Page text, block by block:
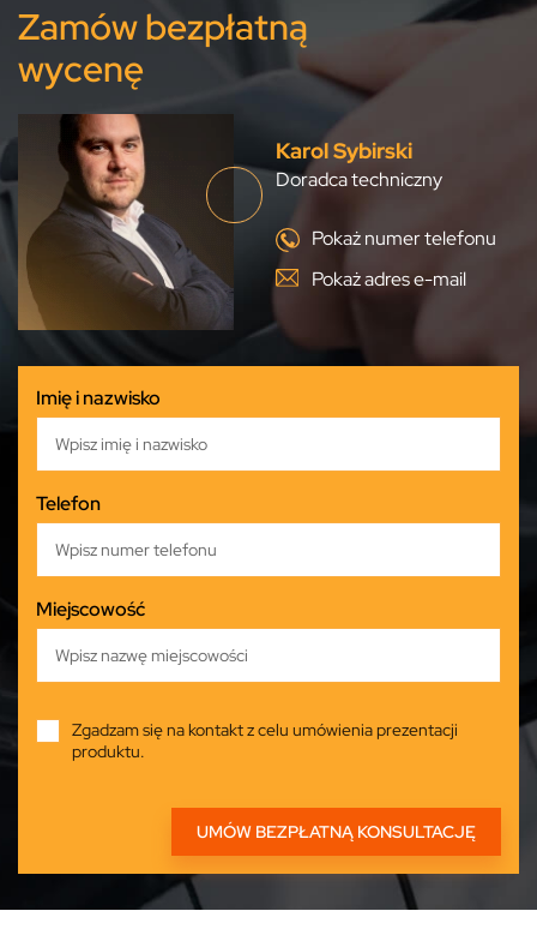
Zamów bezpłatną
wycenę
Karol Sybirski
Doradca techniczny
Pokaż numer telefonu
Pokaż adres e-mail
Imię i nazwisko
Telefon
Miejscowość
Zgadzam się na kontakt z celu umówienia prezentacji
produktu.